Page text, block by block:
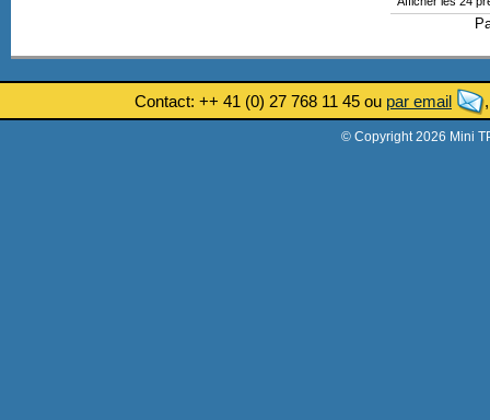
Contact: ++ 41 (0) 27 768 11 45 ou par email
© Copyright 2026 Mini